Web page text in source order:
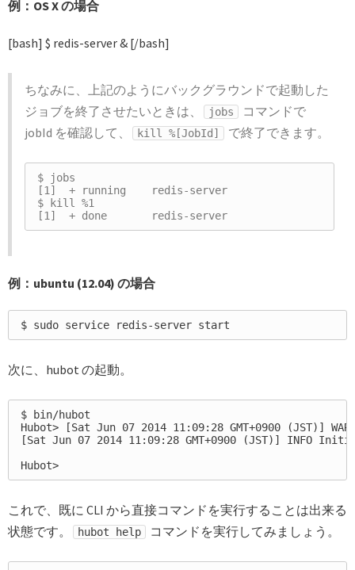
例：OS X の場合
[bash] $ redis-server & [/bash]
ちなみに、上記のようにバックグラウンドで起動した
ジョブを終了させたいときは、
jobs
コマンドで
jobId を確認して、
kill %[JobId] で終了できます。
$ jobs
[1]  + running    redis-server
$ kill %1
例：ubuntu (12.04) の場合
次に、hubot の起動。
$ bin/hubot
Hubot> [Sat Jun 07 2014 11:09:28 GMT+0900 (JST)]
[Sat Jun 07 2014 11:09:28 GMT+0900 (JST)] INFO
これで、既に CLI から直接コマンドを実行することは出来る
状態です。
hubot help コマンドを実行してみましょう。